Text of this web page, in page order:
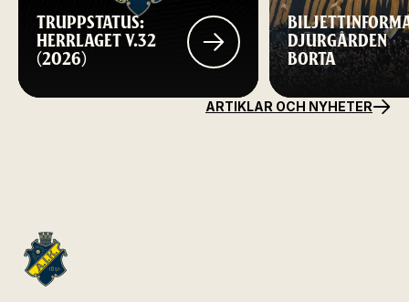
TRUPPSTATUS:
HERRLAGET V.32
(2026)
DJURGÅRDEN
BORTA
ARTIKLAR OCH NYHETER